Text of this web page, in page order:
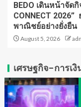
BEDO เดินหน้าจัด
CONNECT
พาณิชย์อย่างยั่งยืน
August 5, 2026
เศรษฐกิจ-การเงิ